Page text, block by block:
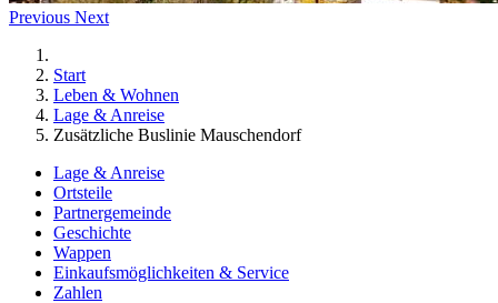
Previous Next
Start
Leben & Wohnen
Lage & Anreise
Zusätzliche Buslinie Mauschendorf
Lage & Anreise
Ortsteile
Partnergemeinde
Geschichte
Wappen
Einkaufsmöglichkeiten & Service
Zahlen